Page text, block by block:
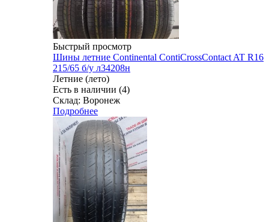
Быстрый просмотр
Шины летние Continental ContiCrossContact AT R16
215/65 б/у л34208н
Летние (лето)
Есть в наличии (4)
Склад: Воронеж
Подробнее